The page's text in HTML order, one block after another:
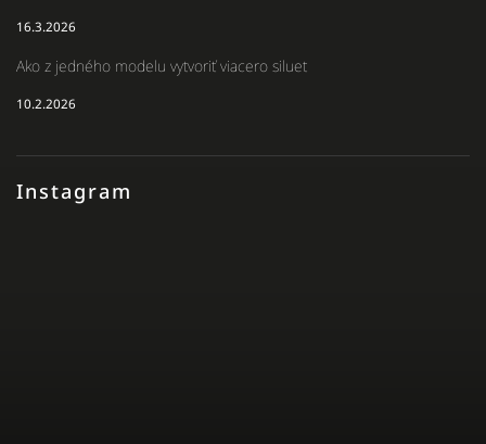
Instagram
16.3.2026
Ako z jedného modelu vytvoriť viacero siluet
10.2.2026